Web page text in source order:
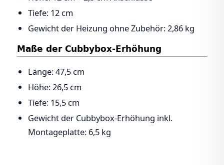
Tiefe: 12 cm
Gewicht der Heizung ohne Zubehör: 2,86 kg
Maße der Cubbybox-Erhöhung
Länge: 47,5 cm
Höhe: 26,5 cm
Tiefe: 15,5 cm
Gewicht der Cubbybox-Erhöhung inkl.
Montageplatte: 6,5 kg